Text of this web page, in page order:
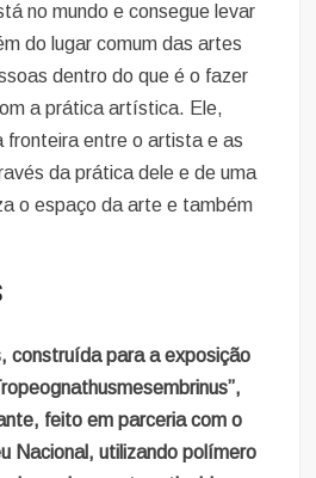
no mundo e consegue levar
do lugar comum das artes
dentro do que é o fazer
a prática artística. Ele,
fronteira entre o artista e as
da prática dele e de uma
o espaço da arte e também
construída para a exposição
feito em parceria com o
Nacional, utilizando polímero